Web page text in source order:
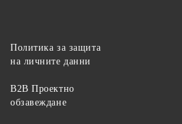
Политика за защита
на личните данни
B2B Проектно
обзавеждане